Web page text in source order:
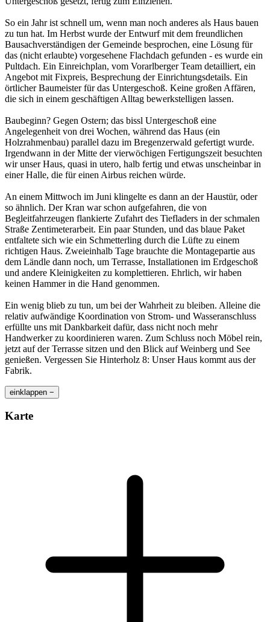
So ein Jahr ist schnell um, wenn man noch anderes als Haus bauen
zu tun hat. Im Herbst wurde der Entwurf mit dem freundlichen
Bausachverständigen der Gemeinde besprochen, eine Lösung für
das (nicht erlaubte) vorgesehene Flachdach gefunden - es wurde ein
Pultdach. Ein Einreichplan, vom Vorarlberger Team detailliert, ein
Angebot mit Fixpreis, Besprechung der Einrichtungsdetails. Ein
örtlicher Baumeister für das Untergeschoß. Keine großen Affären,
die sich in einem geschäftigen Alltag bewerkstelligen lassen.
Baubeginn? Gegen Ostern; das bissl Untergeschoß eine
Angelegenheit von drei Wochen, während das Haus (ein
Holzrahmenbau) parallel dazu im Bregenzerwald gefertigt wurde.
Irgendwann in der Mitte der vierwöchigen Fertigungszeit besuchten
wir unser Haus, quasi in utero, halb fertig und etwas unscheinbar in
einer Halle, die für einen Airbus reichen würde.
An einem Mittwoch im Juni klingelte es dann an der Haustür, oder
so ähnlich. Der Kran war schon aufgefahren, die von
Begleitfahrzeugen flankierte Zufahrt des Tiefladers in der schmalen
Straße Zentimeterarbeit. Ein paar Stunden, und das blaue Paket
entfaltete sich wie ein Schmetterling durch die Lüfte zu einem
richtigen Haus. Zweieinhalb Tage brauchte die Montagepartie aus
dem Ländle dann noch, um Terrasse, Installationen im Erdgeschoß
und andere Kleinigkeiten zu komplettieren. Ehrlich, wir haben
keinen Hammer in die Hand genommen.
Ein wenig blieb zu tun, um bei der Wahrheit zu bleiben. Alleine die
relativ aufwändige Koordination von Strom- und Wasseranschluss
erfüllte uns mit Dankbarkeit dafür, dass nicht noch mehr
Handwerker zu koordinieren waren. Zum Schluss noch Möbel rein,
jetzt auf der Terrasse sitzen und den Blick auf Weinberg und See
genießen. Vergessen Sie Hinterholz 8: Unser Haus kommt aus der
Fabrik.
einklappen −
Karte